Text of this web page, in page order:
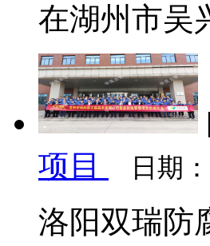
在湖州市吴
项目
日期：
洛阳双瑞防